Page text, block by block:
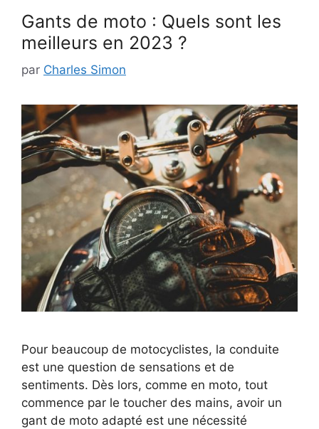
Gants de moto : Quels sont les
meilleurs en 2023 ?
par Charles Simon
Pour beaucoup de motocyclistes, la conduite
est une question de sensations et de
sentiments. Dès lors, comme en moto, tout
commence par le toucher des mains, avoir un
gant de moto adapté est une nécessité